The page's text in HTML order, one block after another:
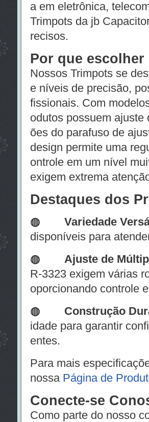
a em eletrônica,
Trimpots da jb
recisos.
Por que
Nossos Trimpots se
e níveis de precisão,
fissionais. Com
odutos possuem
ões do parafuso de
design permite uma
ontrole em um nível
exigem extrema
Destaques dos
◍ Variedade
disponíveis para
◍ Ajuste de
R-3323 exigem várias
oporcionando controle
◍ Construção
idade para garantir
entes.
Para mais
nossa Página de
Conecte-se
Como parte do nosso